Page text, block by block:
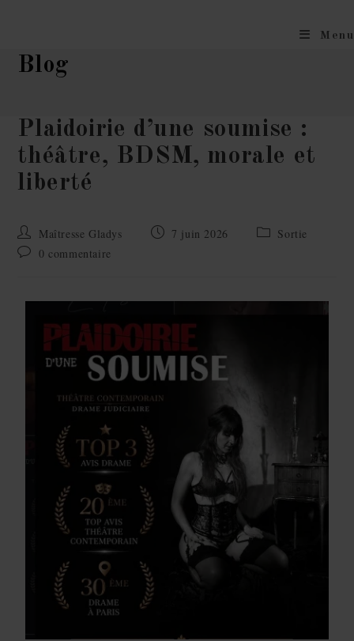
Menu
Blog
Plaidoirie d’une soumise :
théâtre, BDSM, morale et
liberté
Maîtresse Gladys 7 juin 2026
Sortie
0 commentaire